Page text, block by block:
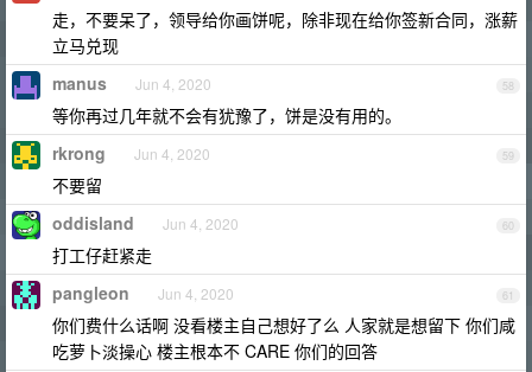
走，不要呆了，领导给你画饼呢，除非现在给你签新合同，涨薪
立马兑现
58
manus Jun 4, 2020
等你再过几年就不会有犹豫了，饼是没有用的。
59
rkrong Jun 4, 2020
不要留
60
oddisland Jun 4, 2020
打工仔赶紧走
61
pangleon Jun 4, 2020
你们费什么话啊 没看楼主自己想好了么 人家就是想留下 你们咸
吃萝卜淡操心 楼主根本不 CARE 你们的回答